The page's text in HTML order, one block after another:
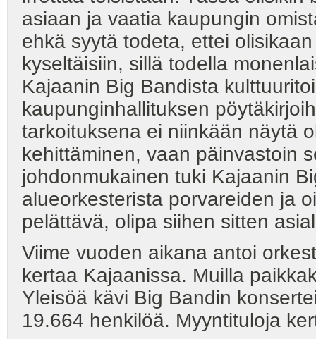
asiaan ja vaatia kaupungin
ehkä syytä todeta, ettei
kyseltäisiin, sillä todella
Kajaanin Big Bandista
kaupunginhallituksen
tarkoituksena ei niinkään näytä
kehittäminen, vaan päinvastoin
johdonmukainen tuki Kajaanin
alueorkesterista porvareiden ja
pelättävä, olipa siihen sitten
Viime vuoden aikana antoi
kertaa Kajaanissa. Muilla
Yleisöä kävi Big Bandin
19.664 henkilöä. Myyntituloja